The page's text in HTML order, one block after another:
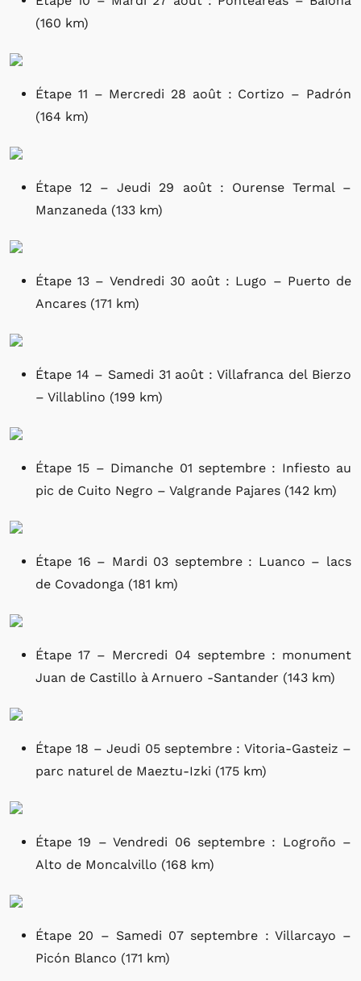
(160 km)
Étape 11 – Mercredi 28 août : Cortizo – Padrón
(164 km)
Étape 12 – Jeudi 29 août : Ourense Termal –
Manzaneda (133 km)
Étape 13 – Vendredi 30 août : Lugo – Puerto de
Ancares (171 km)
Étape 14 – Samedi 31 août : Villafranca del Bierzo
– Villablino (199 km)
Étape 15 – Dimanche 01 septembre : Infiesto au
pic de Cuito Negro – Valgrande Pajares (142 km)
Étape 16 – Mardi 03 septembre : Luanco – lacs
de Covadonga (181 km)
Étape 17 – Mercredi 04 septembre : monument
Juan de Castillo à Arnuero -Santander (143 km)
Étape 18 – Jeudi 05 septembre : Vitoria-Gasteiz –
parc naturel de Maeztu-Izki (175 km)
Étape 19 – Vendredi 06 septembre : Logroño –
Alto de Moncalvillo (168 km)
Étape 20 – Samedi 07 septembre : Villarcayo –
Picón Blanco (171 km)